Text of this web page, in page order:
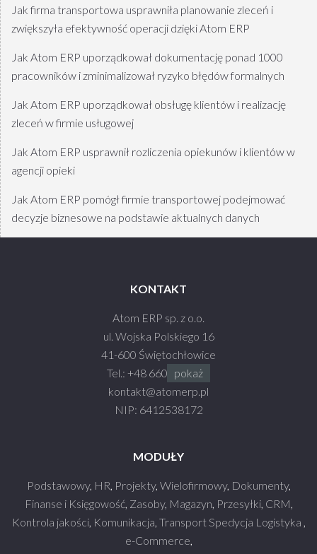
Jak firma transportowa usprawniła planowanie zleceń i
zwiększyła efektywność operacji dzięki Atom ERP
Jak Atom ERP uporządkował dokumentację ponad 1000
pracowników i zminimalizował ryzyko błędów formalnych
Jak Atom ERP uporządkował obsługę klientów i realizację
zleceń w firmie usługowej
Jak Atom ERP usprawnił rozliczenia opiekunów i klientów w
agencji opieki
Jak Atom ERP pomógł firmie transportowej podejmować
decyzje biznesowe na podstawie aktualnych danych
KONTAKT
Atom ERP sp. z o.o.
ul. Wojska Polskiego 16
41-600 Świętochłowice
Tel.: +48 660 990 930
pokaż
kontakt@atomerp.pl
NIP: 6412538172
MODUŁY
Podstawowy, HR, Projekty, Wielofirmowy, Dokumenty,
Finanse i Księgowość, Zasoby, Magazyn, Przesyłki, CRM,
Kontrola jakości, Komunikacja, Transport Spedycja Logistyka ,
e-Commerce,